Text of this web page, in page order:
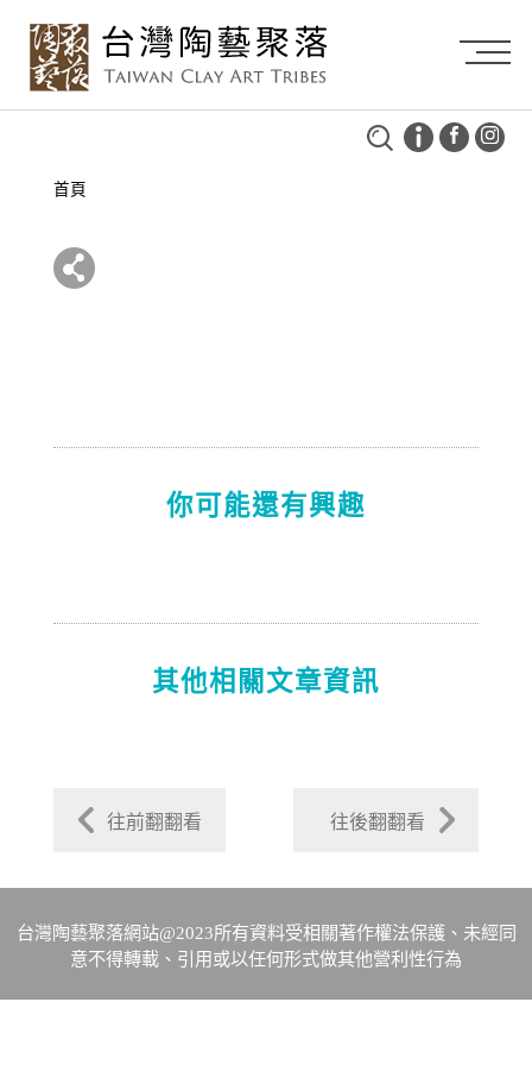
首頁
你可能還有興趣
往前翻翻看 往後翻翻看
其他相關文章資訊
台灣陶藝聚落網站@2023所有資料受相關著作權法保護、未經同
意不得轉載、引用或以任何形式做其他營利性行為